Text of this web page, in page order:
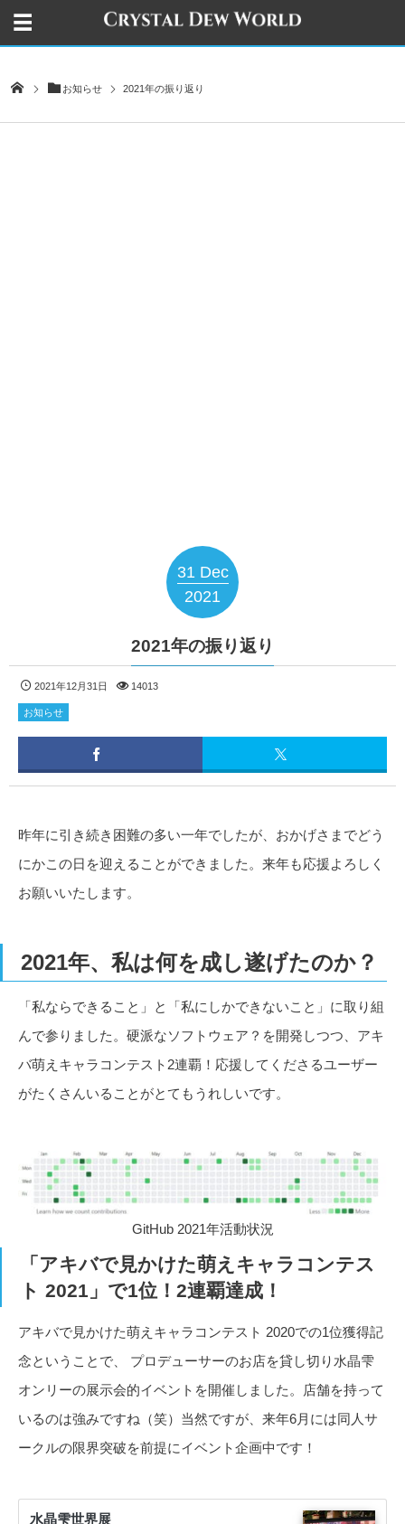
お知らせ 2021年の振り返り
31 Dec
2021
2021年の振り返り
2021年12月31日 14013
お知らせ
昨年に引き続き困難の多い一年でしたが、おかげさまでどう
にかこの日を迎えることができました。来年も応援よろしく
お願いいたします。
2021年、私は何を成し遂げたのか？
「私ならできること」と「私にしかできないこと」に取り組
んで参りました。硬派なソフトウェア？を開発しつつ、アキ
バ萌えキャラコンテスト2連覇！応援してくださるユーザー
がたくさんいることがとてもうれしいです。
GitHub 2021年活動状況
「アキバで見かけた萌えキャラコンテス
ト 2021」で1位！2連覇達成！
アキバで見かけた萌えキャラコンテスト 2020での1位獲得記
念ということで、 プロデューサーのお店を貸し切り水晶雫
オンリーの展示会的イベントを開催しました。店舗を持って
いるのは強みですね（笑）当然ですが、来年6月には同人サ
ークルの限界突破を前提にイベント企画中です！